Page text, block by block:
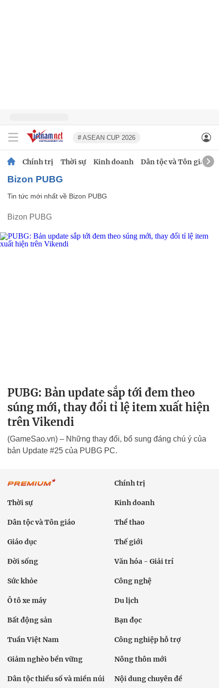
# ASEAN CUP 2026
Chính trị Thời sự Kinh doanh Dân tộc và Tôn giáo
Bizon PUBG
Tin tức mới nhất về Bizon PUBG
Bizon PUBG
PUBG: Bản update sắp tới đem theo
súng mới, thay đổi tỉ lệ item xuất hiện
trên Vikendi
(GameSao.vn) – Những thay đổi, bổ sung đáng chú ý của
bản Update #25 của PUBG PC.
Chính trị
Thời sự Kinh doanh
Dân tộc và Tôn giáo Thể thao
Giáo dục Thế giới
Đời sống Văn hóa - Giải trí
Sức khỏe Công nghệ
Ô tô xe máy Du lịch
Bất động sản Bạn đọc
Tuần Việt Nam Công nghiệp hỗ trợ
Giảm nghèo bền vững Nông thôn mới
Dân tộc thiểu số và miền núi Nội dung chuyên đề